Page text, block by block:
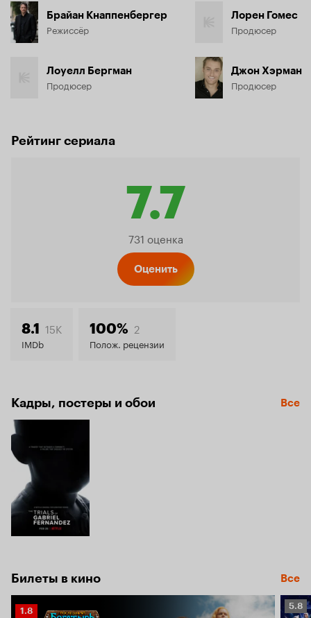
Брайан Кнаппенбергер
Режиссёр
Лоуелл Бергман
Продюсер
Лорен Гомес
Продюсер
Джон Хэрман
Продюсер
Рейтинг сериала
7.7
Рейтинг
7.7
731 оценка
Оценить
8.1 15K
IMDb
100% 2
Полож. рецензии
Кадры, постеры и обои Все
Билеты в кино Все
Рейтинг
1.8 5.8